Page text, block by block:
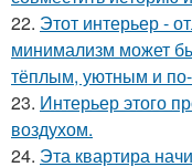
22. Этот интерьер -
минимализм может
тёплым, уютным и
23. Интерьер этого
воздухом.
24. Эта квартира